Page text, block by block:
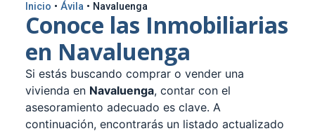
Inicio • Ávila • Navaluenga
Conoce las Inmobiliarias
en Navaluenga
Si estás buscando comprar o vender una
vivienda en Navaluenga, contar con el
asesoramiento adecuado es clave. A
continuación, encontrarás un listado actualizado